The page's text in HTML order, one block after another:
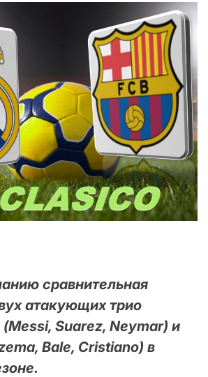
сравнительная
атакующих трио
Suarez, Neymar) и
Bale, Cristiano) в